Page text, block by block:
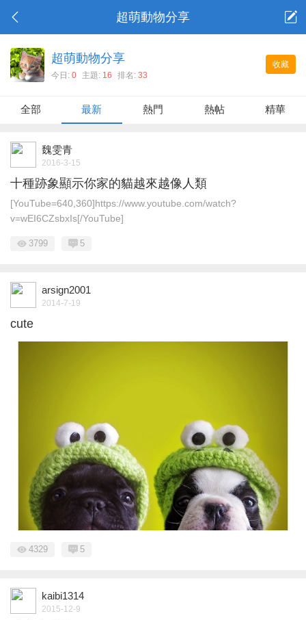
超萌動物分享
收藏
超萌動物分享
今日: 0 主題: 16 排名: 33
全部 最新 熱門 熱帖 精華
魏雯青
2016-3-15
十種跡象顯示你家的貓越來越像人類
[YouTube=640,360]https://www.youtube.com/watch?
v=wEI6CZsbxIs[/YouTube]
3799 5
arsign2001
2014-7-19
cute
4329 5
kaibi1314
2015-12-9